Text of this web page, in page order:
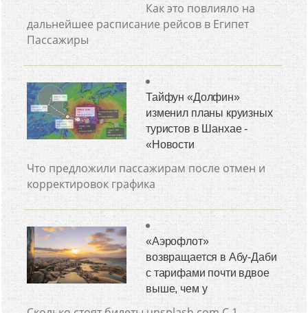
Как это повлияло на
дальнейшее расписание рейсов в Египет
Пассажиры
Тайфун «Долфин»
изменил планы круизных
туристов в Шанхае -
«Новости
Что предложили пассажирам после отмен и
корректировок графика
«Аэрофлот»
возвращается в Абу-Даби
с тарифами почти вдвое
выше, чем у